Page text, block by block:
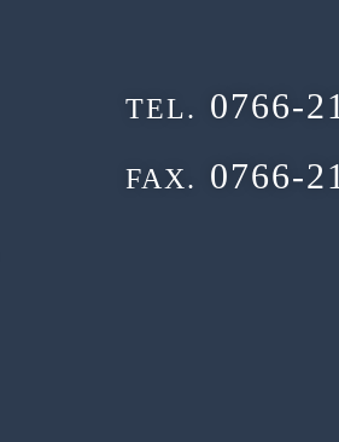
TEL. 0766-
FAX. 0766-